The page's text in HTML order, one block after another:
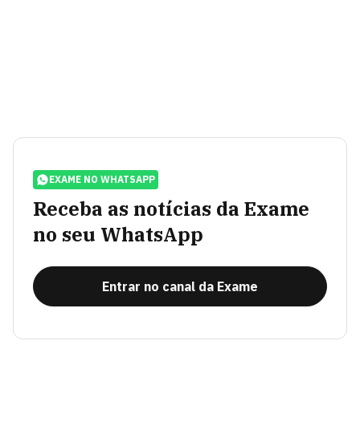
EXAME NO WHATSAPP
Receba as notícias da Exame
no seu WhatsApp
Entrar no canal da Exame